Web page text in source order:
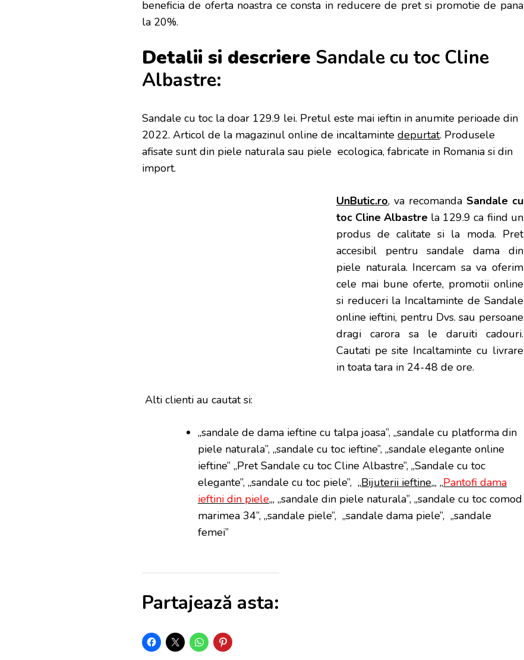
beneficia de oferta noastra ce consta in reducere de pret si promotie de pana
la 20%.
Detalii si descriere Sandale cu toc Cline
Albastre:
Sandale cu toc la doar 129.9 lei. Pretul este mai ieftin in anumite perioade din
2022. Articol de la magazinul online de incaltaminte depurtat. Produsele
afisate sunt din piele naturala sau piele ecologica, fabricate in Romania si din
import.
UnButic.ro, va recomanda Sandale cu
toc Cline Albastre la 129.9 ca fiind un
produs de calitate si la moda. Pret
accesibil pentru sandale dama din
piele naturala. Incercam sa va oferim
cele mai bune oferte, promotii online
si reduceri la Incaltaminte de Sandale
online ieftini, pentru Dvs. sau persoane
dragi carora sa le daruiti cadouri.
Cautati pe site Incaltaminte cu livrare
in toata tara in 24-48 de ore.
Alti clienti au cautat si:
„sandale de dama ieftine cu talpa joasa”, „sandale cu platforma din
piele naturala”, „sandale cu toc ieftine”, „sandale elegante online
ieftine” „Pret Sandale cu toc Cline Albastre”, „Sandale cu toc
elegante”, „sandale cu toc piele”, „Bijuterii ieftine„, „Pantofi dama
ieftini din piele„, „sandale din piele naturala”, „sandale cu toc comod
marimea 34”, „sandale piele”, „sandale dama piele”, „sandale
femei”
Partajează asta: